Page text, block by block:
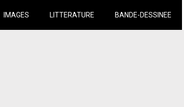
IMAGES LITTERATURE BANDE-DESSINEE